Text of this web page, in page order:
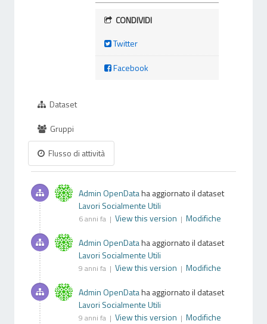
CONDIVIDI
Twitter
Facebook
Dataset
Gruppi
Flusso di attività
Admin OpenDataha aggiornato il dataset
Lavori Socialmente Utili
6 anni fa | View this version | Modifiche
Admin OpenDataha aggiornato il dataset
Lavori Socialmente Utili
9 anni fa | View this version | Modifiche
Admin OpenDataha aggiornato il dataset
Lavori Socialmente Utili
9 anni fa | View this version | Modifiche